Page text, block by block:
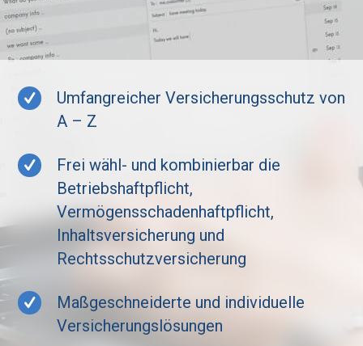
Umfangreicher Versicherungsschutz von
A – Z
Frei wähl- und kombinierbar die
Betriebshaftpflicht,
Vermögensschadenhaftpflicht,
Inhaltsversicherung und
Rechtsschutzversicherung
Maßgeschneiderte und individuelle
Versicherungslösungen